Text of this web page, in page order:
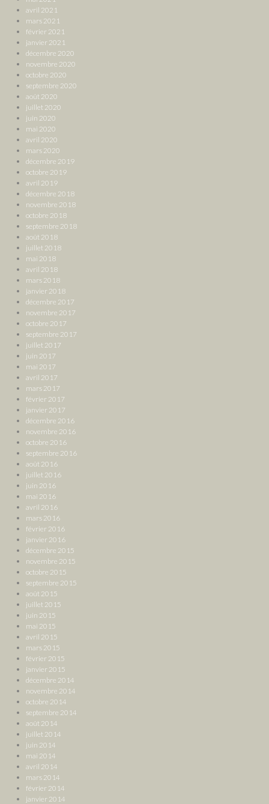
avril 2021
mars 2021
février 2021
janvier 2021
décembre 2020
novembre 2020
octobre 2020
septembre 2020
août 2020
juillet 2020
juin 2020
mai 2020
avril 2020
mars 2020
décembre 2019
octobre 2019
avril 2019
décembre 2018
novembre 2018
octobre 2018
septembre 2018
août 2018
juillet 2018
mai 2018
avril 2018
mars 2018
janvier 2018
décembre 2017
novembre 2017
octobre 2017
septembre 2017
juillet 2017
juin 2017
mai 2017
avril 2017
mars 2017
février 2017
janvier 2017
décembre 2016
novembre 2016
octobre 2016
septembre 2016
août 2016
juillet 2016
juin 2016
mai 2016
avril 2016
mars 2016
février 2016
janvier 2016
décembre 2015
novembre 2015
octobre 2015
septembre 2015
août 2015
juillet 2015
juin 2015
mai 2015
avril 2015
mars 2015
février 2015
janvier 2015
décembre 2014
novembre 2014
octobre 2014
septembre 2014
août 2014
juillet 2014
juin 2014
mai 2014
avril 2014
mars 2014
février 2014
janvier 2014